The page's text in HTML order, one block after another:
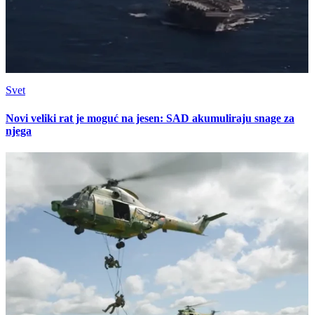
Svet
Novi veliki rat je moguć na jesen: SAD akumuliraju snage za
njega